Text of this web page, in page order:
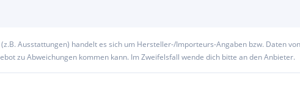
Ausstattungen) handelt es sich um Hersteller-/Importeurs-Angaben bzw. Daten von
zu Abweichungen kommen kann. Im Zweifelsfall wende dich bitte an den Anbieter.